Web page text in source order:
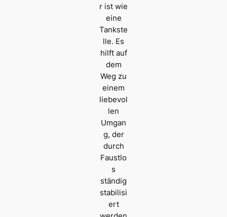
r ist wie
eine
Tankste
lle. Es
hilft auf
dem
Weg zu
einem
liebevol
len
Umgan
g, der
durch
Faustlo
s
ständig
stabilisi
ert